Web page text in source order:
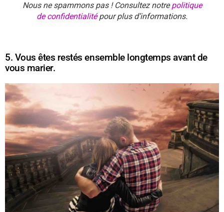
Nous ne spammons pas ! Consultez notrepolitique
de confidentialitépour plus d’informations.
5. Vous êtes restés ensemble longtemps avant de
vous marier.